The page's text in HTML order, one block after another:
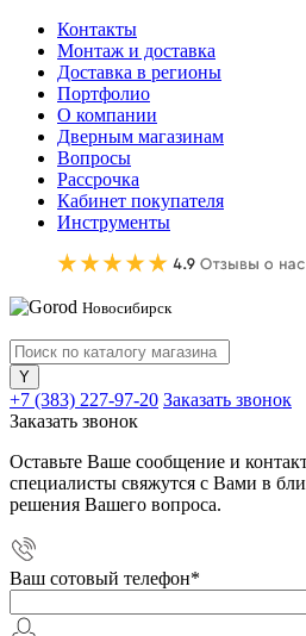
Контакты
Монтаж и доставка
Доставка в регионы
Портфолио
О компании
Дверным магазинам
Вопросы
Рассрочка
Кабинет покупателя
Инструменты
Новосибирск
+7 (383) 227-97-20 Заказать звонок
Заказать звонок
Оставьте Ваше сообщение и
специалисты свяжутся с Вами в
решения Вашего вопроса.
Ваш сотовый телефон*